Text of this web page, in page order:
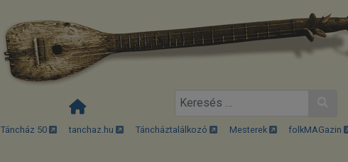
Táncház 50 tanchaz.hu Táncháztalálkozó Mesterek folkMAGazin